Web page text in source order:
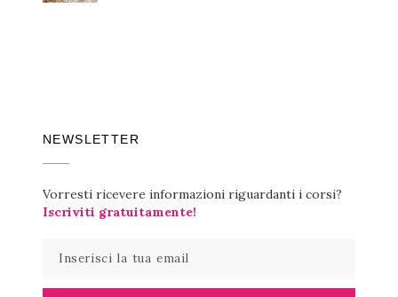
NEWSLETTER
Vorresti ricevere informazioni riguardanti i corsi?
Iscriviti gratuitamente!